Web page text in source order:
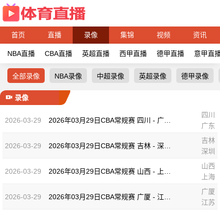
首页 直播 录像 集锦 视频 资讯
NBA直播 CBA直播 英超直播 西甲直播 德甲直播 意甲直
全部录像 NBA录像 中超录像 英超录像 德甲录像
录像
2026-03-29
四川
广东
2026-03-29
吉林
深圳
2026-03-29
山西
上海
2026-03-29
广厦
江苏